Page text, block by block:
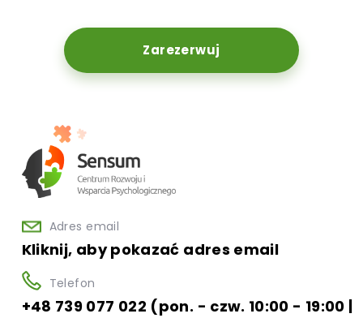
Zarezerwuj
Adres email
Kliknij, aby pokazać adres email
Telefon
+48 739 077 022 (pon. - czw. 10:00 - 19:00 |